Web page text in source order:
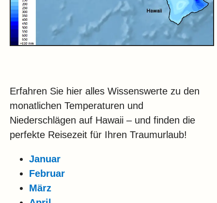
Erfahren Sie hier alles Wissenswerte zu den
monatlichen Temperaturen und
Niederschlägen auf Hawaii – und finden die
perfekte Reisezeit für Ihren Traumurlaub!
Januar
Februar
März